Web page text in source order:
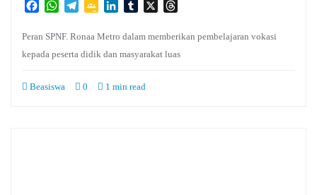
FacebookWhatsApp
TelegramGoogleLinkedInTumblr
X
Peran SPNF. Ronaa Metro dalam memberikan pembelajaran vokasi
kepada peserta didik dan masyarakat luas
Beasiswa 0 1 min read